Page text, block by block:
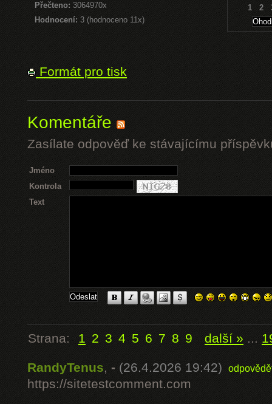
Přečteno: 3064970x
Hodnocení: 3 (hodnoceno 11x)
1 2
Formát pro tisk
Komentáře
Zasílate odpověď ke stávajícímu
Jméno
Kontrola
Text
Strana: 1 2 3 4 5 6 7 8 9 další » ...
RandyTenus, - (26.4.2026 19:42)
https://sitetestcomment.com